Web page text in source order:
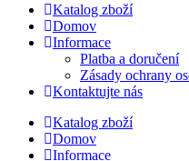
Katalog zboží
Domov
Informace
Platba a doručení
Zásady ochrany
Kontaktujte nás
Katalog zboží
Domov
Informace